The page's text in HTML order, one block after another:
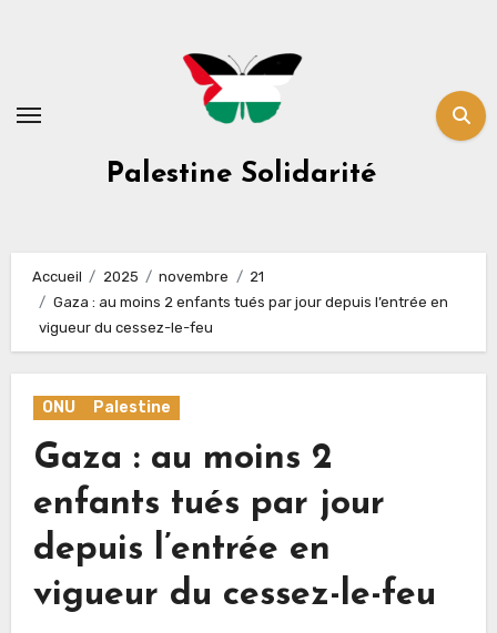
Palestine Solidarité
Accueil 2025 novembre
21
Gaza : au moins 2 enfants tués par jour depuis l’entrée en
vigueur du cessez-le-feu
ONU Palestine
Gaza : au moins 2
enfants tués par jour
depuis l’entrée en
vigueur du cessez-le-feu